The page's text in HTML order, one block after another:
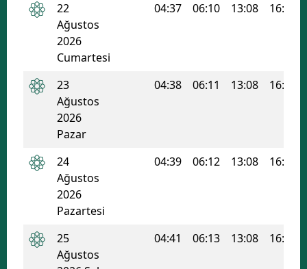
Siirt
Uşak
22
Ağustos
2026
Cumartesi
04:37 06:10 13:08 16:54
23
Ağustos
2026
Pazar
04:38 06:11 13:08 16:53
24
Ağustos
2026
Pazartesi
04:39 06:12 13:08 16:52
25
Ağustos
04:41 06:13 13:08 16:52